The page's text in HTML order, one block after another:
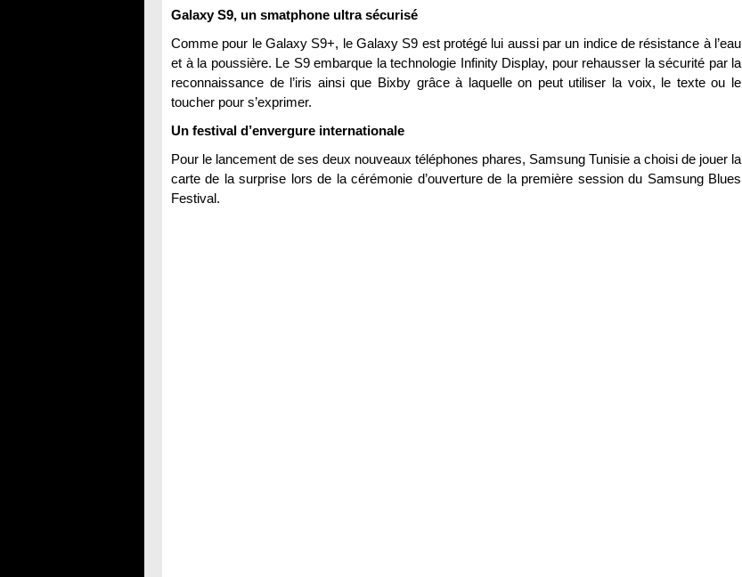
Galaxy S9, un smatphone ultra sécurisé
Comme pour le Galaxy S9+, le Galaxy S9 est protégé lui aussi par un indice de résistance à l’eau
et à la poussière. Le S9 embarque la technologie Infinity Display, pour rehausser la sécurité par la
reconnaissance de l’iris ainsi que Bixby grâce à laquelle on peut utiliser la voix, le texte ou le
toucher pour s’exprimer.
Un festival d’envergure internationale
Pour le lancement de ses deux nouveaux téléphones phares, Samsung Tunisie a choisi de jouer la
carte de la surprise lors de la cérémonie d’ouverture de la première session du Samsung Blues
Festival.